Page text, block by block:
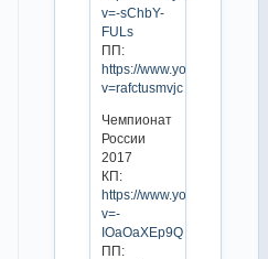
v=-sChbY-
FULs
ПП:
https://www.youtube.com/
v=rafctusmvjc
Чемпионат
России
2017
КП:
https://www.youtube.com/
v=-
IOaOaXEp9Q
ПП: